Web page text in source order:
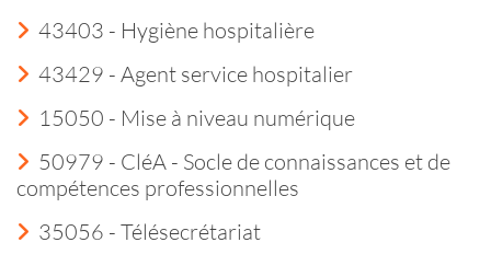
43403 - Hygiène hospitalière
43429 - Agent service hospitalier
15050 - Mise à niveau numérique
50979 - CléA - Socle de connaissances et de
compétences professionnelles
35056 - Télésecrétariat